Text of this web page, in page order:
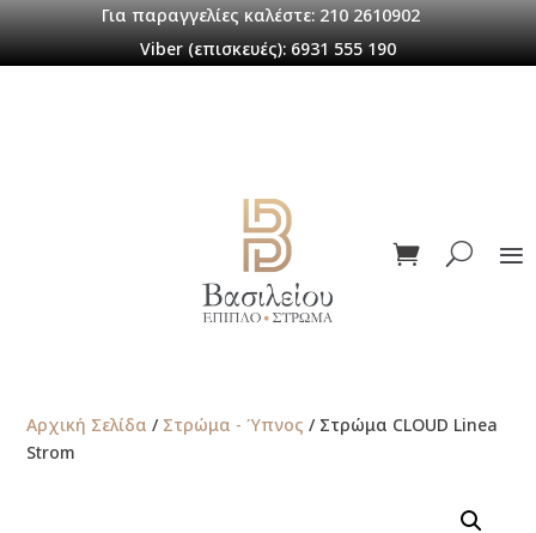
Για παραγγελίες καλέστε: 210 2610902
Viber (επισκευές): 6931 555 190
Αρχική Σελίδα / Στρώμα - Ύπνος / Στρώμα CLOUD Linea
Strom